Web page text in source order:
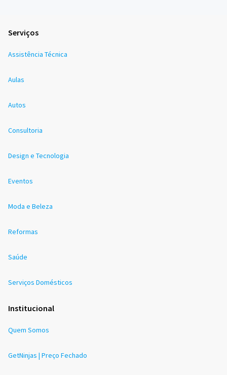
Serviços
Assistência Técnica
Aulas
Autos
Consultoria
Design e Tecnologia
Eventos
Moda e Beleza
Reformas
Saúde
Serviços Domésticos
Institucional
Quem Somos
GetNinjas | Preço Fechado